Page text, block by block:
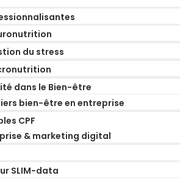
du stress
dans le Bien-être
bien-être en entreprise
CPF
& marketing digital
SLIM-data